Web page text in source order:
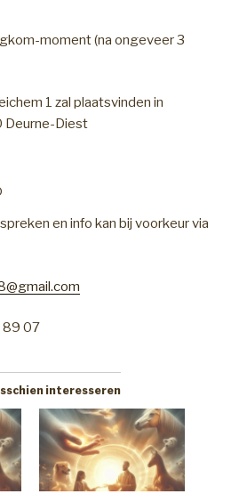
moment (na ongeveer 3
1 zal plaatsvinden in
Deurne-Diest
en info kan bij voorkeur via
89 07
interesseren